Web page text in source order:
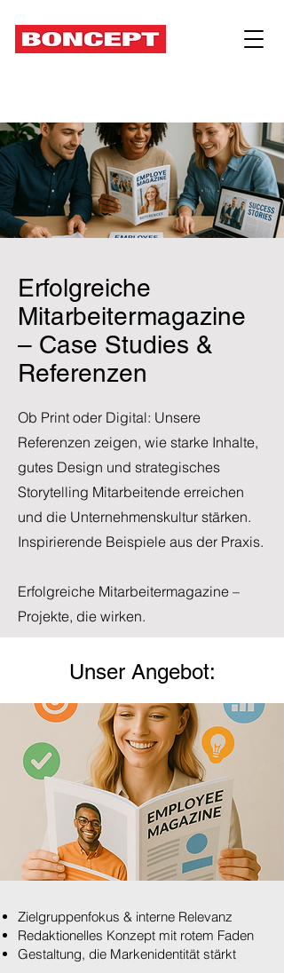
Erfolgreiche
Mitarbeitermagazine
– Case Studies &
Referenzen
Ob Print oder Digital: Unsere
Referenzen zeigen, wie starke Inhalte,
gutes Design und strategisches
Storytelling Mitarbeitende erreichen
und die Unternehmenskultur stärken.
Inspirierende Beispiele aus der Praxis.
Erfolgreiche Mitarbeitermagazine –
Projekte, die wirken.
Unser Angebot:
Zielgruppenfokus & interne Relevanz
Redaktionelles Konzept mit rotem Faden
Gestaltung, die Markenidentität stärkt